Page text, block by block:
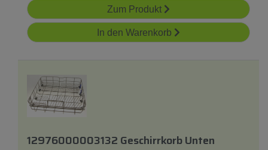
Zum Produkt
In den Warenkorb
12976000003132 Geschirrkorb Unten